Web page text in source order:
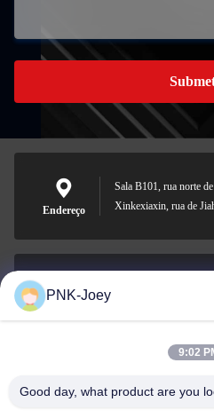
Endereço
Sala B101, rua norte
Xinkexiaxin, rua de
008613580404923
PNK-Joey
9:02
Good day, what product are you